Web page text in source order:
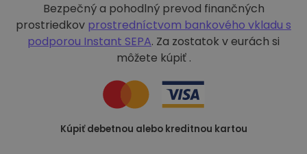
Bezpečný a pohodlný prevod finančných
prostriedkov prostredníctvom bankového vkladu s
podporou Instant SEPA. Za zostatok v eurách si
môžete kúpiť .
Kúpiť debetnou alebo kreditnou kartou